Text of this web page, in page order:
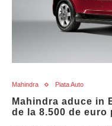
Mahindra Piata Auto
Mahindra aduce in
de la 8.500 de euro